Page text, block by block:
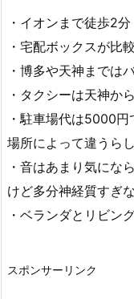
・イオンまで徒歩2分
・宅配ボックスが比
・博多や天神までは
・タクシーは天神か
・駐車場代は5000
場所によって違うら
・音はあまり気にな
けど多分神経質すぎ
・ベランダとリビン
スポンサーリンク